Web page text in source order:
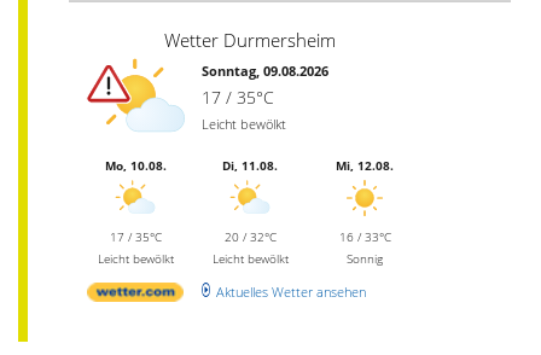
Wetter Durmersheim
Sonntag, 09.08.2026
17 / 35°C
Leicht bewölkt
Mo, 10.08.
17 / 35°C
Leicht bewölkt
Di, 11.08.
20 / 32°C
Leicht bewölkt
Mi, 12.08.
16 / 33°C
Sonnig
Aktuelles Wetter ansehen